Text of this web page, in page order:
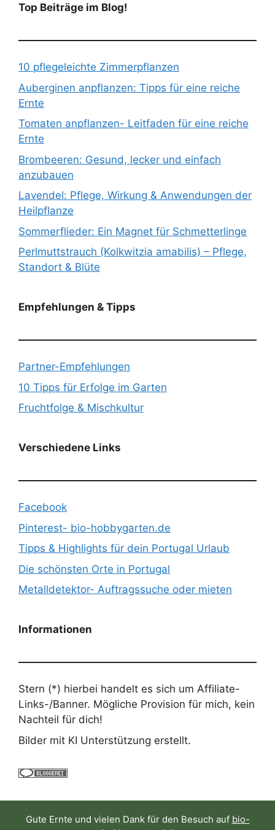
Top Beiträge im Blog!
10 pflegeleichte Zimmerpflanzen
Auberginen anpflanzen: Tipps für eine reiche
Ernte
Tomaten anpflanzen- Leitfaden für eine reiche
Ernte
Brombeeren: Gesund, lecker und einfach
anzubauen
Lavendel: Pflege, Wirkung & Anwendungen der
Heilpflanze
Sommerflieder: Ein Magnet für Schmetterlinge
Perlmuttstrauch (Kolkwitzia amabilis) – Pflege,
Standort & Blüte
Empfehlungen & Tipps
Partner-Empfehlungen
10 Tipps für Erfolge im Garten
Fruchtfolge & Mischkultur
Verschiedene Links
Facebook
Pinterest- bio-hobbygarten.de
Tipps & Highlights für dein Portugal Urlaub
Die schönsten Orte in Portugal
Metalldetektor- Auftragssuche oder mieten
Informationen
Stern (*) hierbei handelt es sich um Affiliate-
Links-/Banner. Mögliche Provision für mich, kein
Nachteil für dich!
Bilder mit KI Unterstützung erstellt.
Gute Ernte und vielen Dank für den Besuch auf bio-